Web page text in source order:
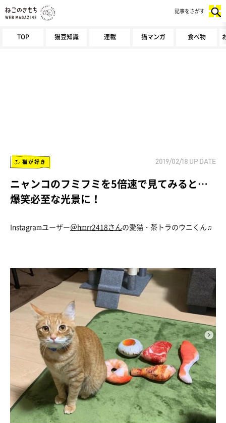
TOP 猫豆知識 連載 猫マンガ 食べ物
記事をさがす
猫が好き 2019/02/18 UP DATE
ニャンコのフミフミを5倍速で見てみると…
爆笑必至な光景に！
Instagramユーザー＠hmrr2418さんの愛猫・茶トラのウニくん♫